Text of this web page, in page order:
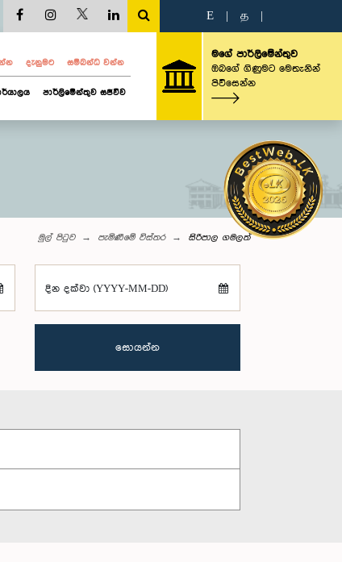
E த
දැනුමට සම්බන්ධ වන්න
පාර්ලිමේන්තුව සජීවීව
මගේ පාර්ලිමේන්තුව
ඔබගේ ගිණුමට මෙතැනින්
පිවිසෙන්න
මුල් පිටුව පැමිණීමේ විස්තර සිරිපාල ගමලත්
දින දක්වා (YYYY-MM-DD)
සොයන්න